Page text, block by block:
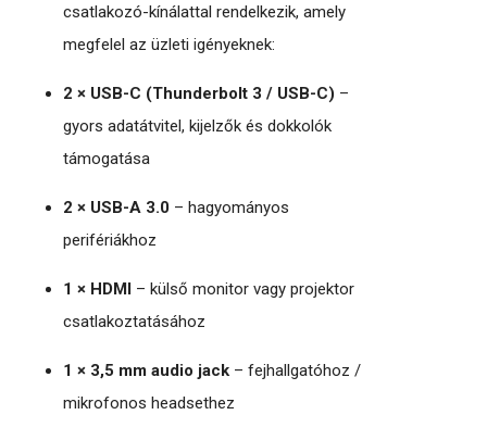
csatlakozó-kínálattal rendelkezik, amely
megfelel az üzleti igényeknek:
2 × USB-C (Thunderbolt 3 / USB-C) –
gyors adatátvitel, kijelzők és dokkolók
támogatása
2 × USB-A 3.0 – hagyományos
perifériákhoz
1 × HDMI – külső monitor vagy projektor
csatlakoztatásához
1 × 3,5 mm audio jack – fejhallgatóhoz /
mikrofonos headsethez